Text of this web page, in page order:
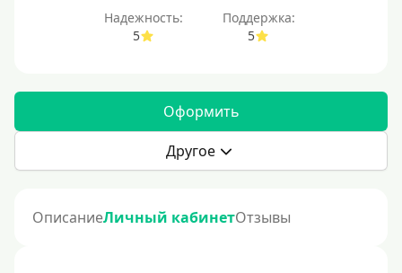
Надежность:
5
Поддержка:
5
Оформить
Другое
ОписаниеЛичный кабинетОтзывы